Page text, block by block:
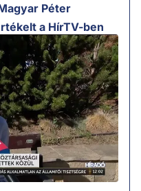
Péter
a HírTV-ben